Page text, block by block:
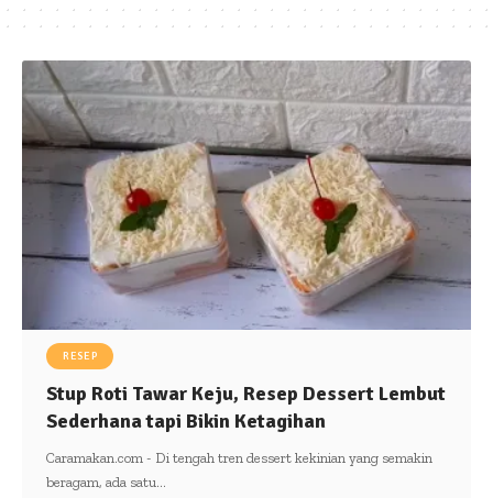
RESEP
Stup Roti Tawar Keju, Resep Dessert Lembut
Sederhana tapi Bikin Ketagihan
Caramakan.com - Di tengah tren dessert kekinian yang semakin
beragam, ada satu…